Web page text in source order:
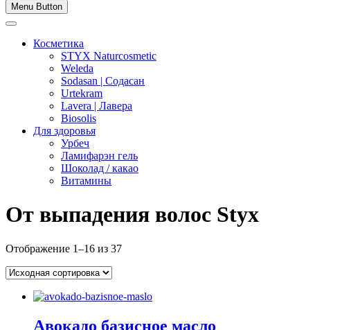
Menu Button
Косметика
STYX Naturcosmetic
Weleda
Sodasan | Содасан
Urtekram
Lavera | Лавера
Biosolis
Для здоровья
Урбеч
Ламифарэн гель
Шоколад / какао
Витамины
От выпадения волос Styx
Отображение 1–16 из 37
Авокадо базисное масло